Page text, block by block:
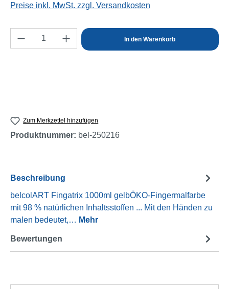
Preise inkl. MwSt. zzgl. Versandkosten
Produkt Anzahl: Gib den gewünschten
In den Warenkorb
Zum Merkzettel hinzufügen
Produktnummer: bel-250216
Beschreibung
belcolART Fingatrix 1000ml gelbÖKO-Fingermalfarbe
mit 98 % natürlichen Inhaltsstoffen ... Mit den Händen zu
malen bedeutet,… Mehr
Bewertungen